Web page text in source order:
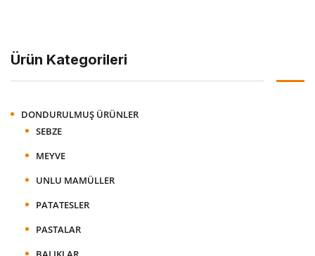
Ürün Kategorileri
DONDURULMUŞ ÜRÜNLER
SEBZE
MEYVE
UNLU MAMÜLLER
PATATESLER
PASTALAR